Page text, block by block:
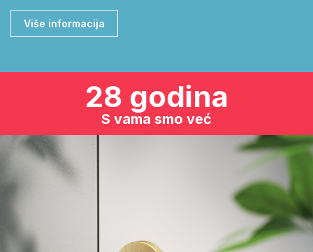
Više informacija
28 godina
S vama smo već